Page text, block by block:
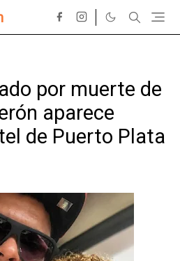
por muerte de
aparece
de Puerto Plata